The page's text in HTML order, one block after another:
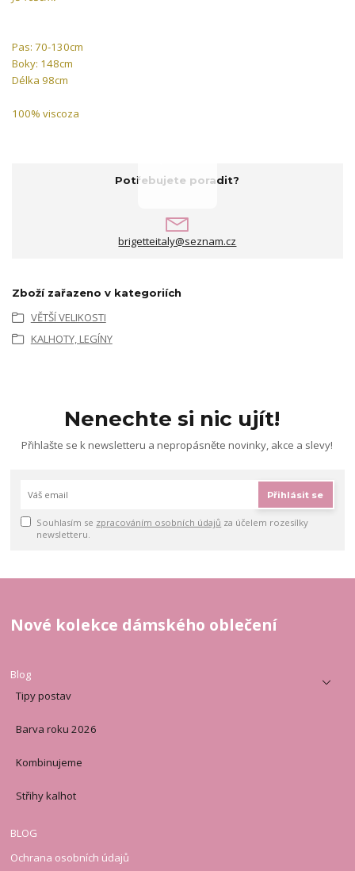
Pas: 70-130cm
Boky: 148cm
Délka 98cm
100% viscoza
Potřebujete poradit?
brigetteitaly@seznam.cz
Zboží zařazeno v kategoriích
VĚTŠÍ VELIKOSTI
KALHOTY, LEGÍNY
Nenechte si nic ujít!
Přihlašte se k newsletteru a nepropásněte novinky, akce a slevy!
Přihlásit se
Souhlasím se zpracováním osobních údajů za účelem rozesílky
newsletteru.
Nové kolekce dámského oblečení
Blog
Tipy postav
Barva roku 2026
Kombinujeme
Střihy kalhot
BLOG
Ochrana osobních údajů